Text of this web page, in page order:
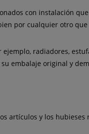
con instalación
por cualquier otro que
radiadores,
embalaje original y
artículos y los